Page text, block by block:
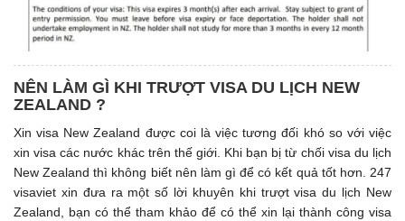
NÊN LÀM GÌ KHI TRƯỢT VISA DU LỊCH NEW
ZEALAND ?
Xin visa New Zealand được coi là việc tương đối khó so với việc
xin visa các nước khác trên thế giới. Khi bạn bị từ chối visa du lịch
New Zealand thì không biết nên làm gì để có kết quả tốt hơn. 247
visaviet xin đưa ra một số lời khuyên khi trượt visa du lịch New
Zealand, bạn có thể tham khảo để có thể xin lại thành công visa